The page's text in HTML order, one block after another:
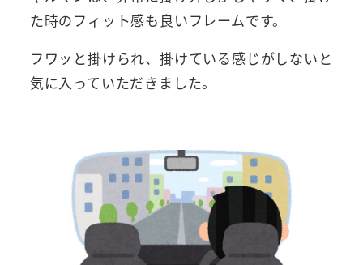
た時のフィット感も良いフレームです。
フワッと掛けられ、掛けている感じがしないと
気に入っていただきました。